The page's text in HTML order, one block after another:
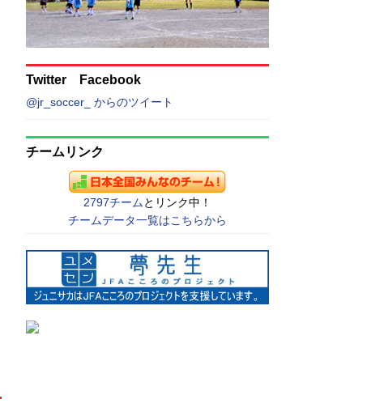
Twitter Facebook
@jr_soccer_ からのツイート
チームリンク
2797チーム とリンク中！
チームデータ一覧はこちらから